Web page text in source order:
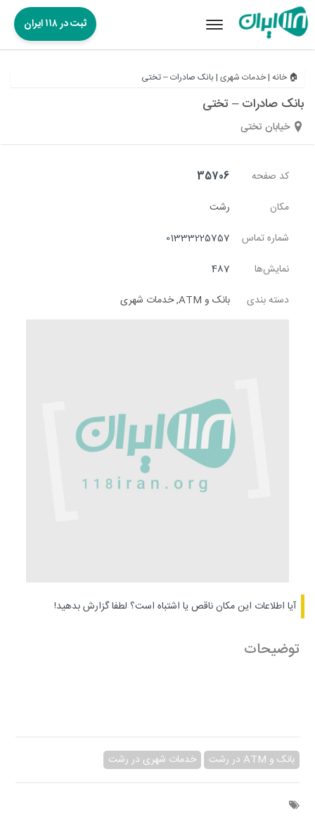
Toggle
ثبت در ۱۱۸ ایران
🏠 خانه |خدمات شهری |بانک صادرات – تختی
بانک صادرات – تختی
خیابان تختی
کد صفحه
35706
مکان
رشت
شماره تماس
01333225757
نمایش‌ها
487
دسته بندی
بانک و ATM ,خدمات شهری
آیا اطلاعات این مکان ناقص یا اشتباه است؟ لطفا گزارش بدهید!
توضیحات
بانک و ATM در رشت خدمات شهری در رشت